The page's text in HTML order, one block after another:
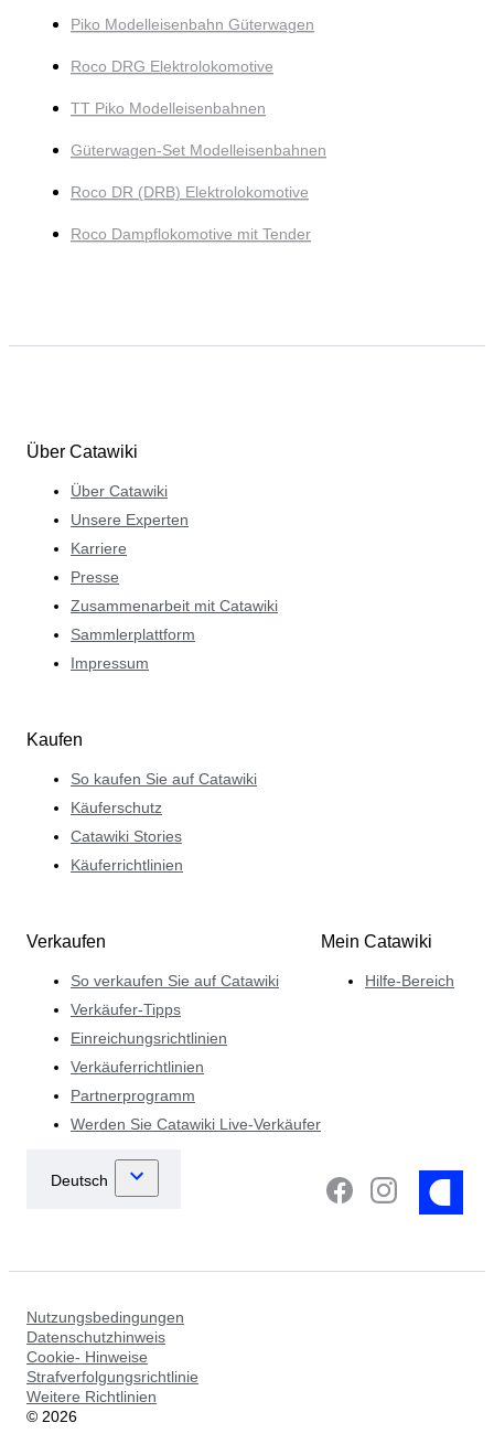
Piko Modelleisenbahn Güterwagen
Roco DRG Elektrolokomotive
TT Piko Modelleisenbahnen
Güterwagen-Set Modelleisenbahnen
Roco DR (DRB) Elektrolokomotive
Roco Dampflokomotive mit Tender
Über Catawiki
Über Catawiki
Unsere Experten
Karriere
Presse
Zusammenarbeit mit Catawiki
Sammlerplattform
Impressum
Kaufen
So kaufen Sie auf Catawiki
Käuferschutz
Catawiki Stories
Käuferrichtlinien
Verkaufen
So verkaufen Sie auf Catawiki
Verkäufer-Tipps
Einreichungsrichtlinien
Verkäuferrichtlinien
Partnerprogramm
Werden Sie Catawiki Live-Verkäufer
Mein Catawiki
Hilfe-Bereich
Nutzungsbedingungen
Datenschutzhinweis
Cookie- Hinweise
Strafverfolgungsrichtlinie
Weitere Richtlinien
© 2026